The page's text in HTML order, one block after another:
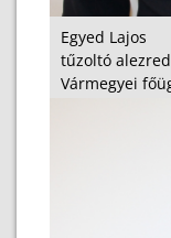
Egyed Lajos
tűzoltó
Vármegyei